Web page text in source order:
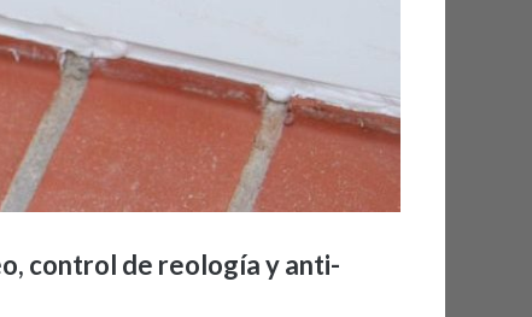
control de reología y anti-